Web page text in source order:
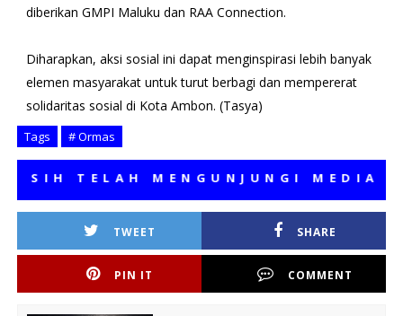
diberikan GMPI Maluku dan RAA Connection.
Diharapkan, aksi sosial ini dapat menginspirasi lebih banyak
elemen masyarakat untuk turut berbagi dan mempererat
solidaritas sosial di Kota Ambon. (Tasya)
Tags # Ormas
TELAH MENGUNJUNGI MEDIA KAMI,
TWEET SHARE
PIN IT COMMENT